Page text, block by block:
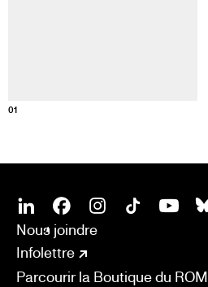
01
SOCIAL
LinkedinFacebook
CONNECT
Nous joindre
Infolettre
Parcourir la Boutique du ROM